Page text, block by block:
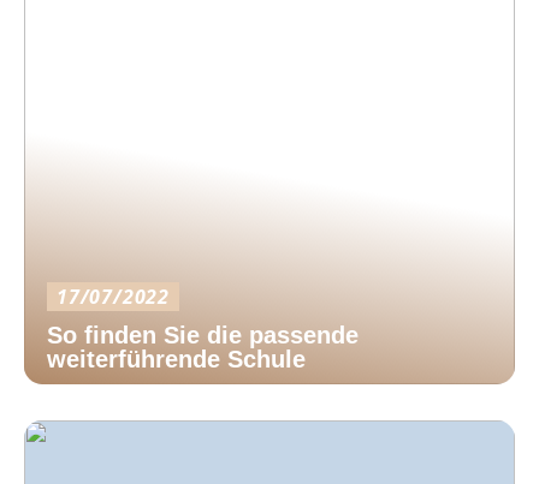
17/07/2022
So finden Sie die passende
weiterführende Schule